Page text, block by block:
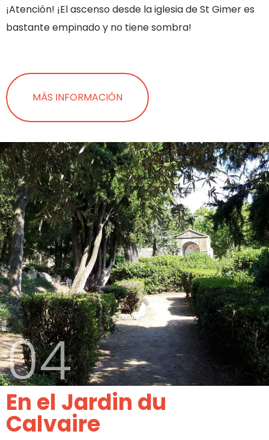
¡Atención! ¡El ascenso desde la iglesia de St Gimer es
bastante empinado y no tiene sombra!
MÁS INFORMACIÓN
04
En el Jardin du
Calvaire